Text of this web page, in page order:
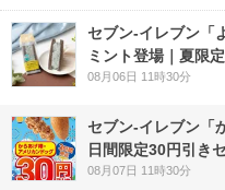
セブン‐イレブン「
ミント登場｜夏限
08月06日 11時30分
セブン‐イレブン「
日間限定30円引き
08月07日 11時30分